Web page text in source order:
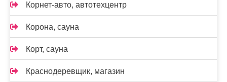
Корнет-авто, автотехцентр
Корона, сауна
Корт, сауна
Краснодеревщик, магазин